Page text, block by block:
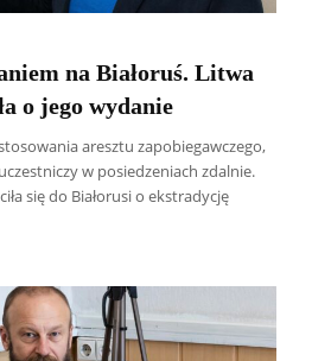
na Białoruś. Litwa
o jego wydanie
aresztu zapobiegawczego,
w posiedzeniach zdalnie.
się do Białorusi o ekstradycję